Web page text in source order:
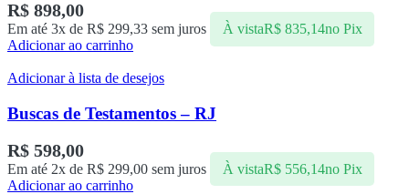
R$ 898,00
Em até 3x de R$ 299,33 sem juros À vistaR$835,14no Pix
Adicionar ao carrinho
Adicionar à lista de desejos
Buscas de Testamentos – RJ
R$ 598,00
Em até 2x de R$ 299,00 sem juros À vistaR$556,14no Pix
Adicionar ao carrinho